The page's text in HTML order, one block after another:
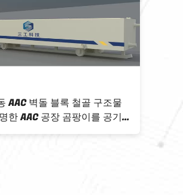
피딩하는 그림 AAC 구획벌채